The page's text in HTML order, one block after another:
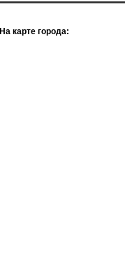
На карте города: